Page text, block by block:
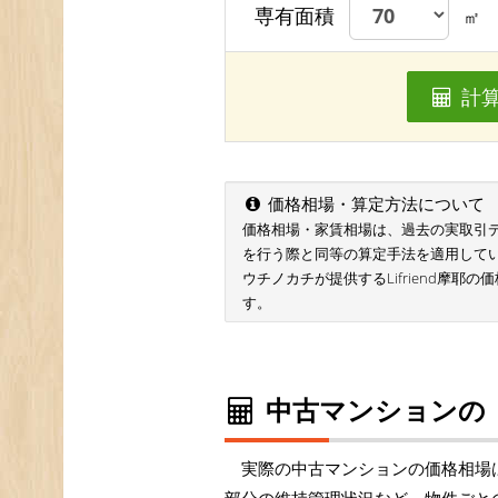
専有面積 ㎡
計
価格相場・算定方法について
価格相場・家賃相場は、過去の実取引
を行う際と同等の算定手法を適用して
ウチノカチが提供するLifriend摩耶の
す。
中古マンションの
実際の中古マンションの価格相